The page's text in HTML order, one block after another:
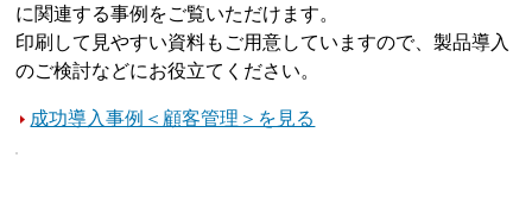
に関連する事例をご覧いただけます。
印刷して見やすい資料もご用意していますので、製品導入
のご検討などにお役立てください。
成功導入事例＜顧客管理＞を見る